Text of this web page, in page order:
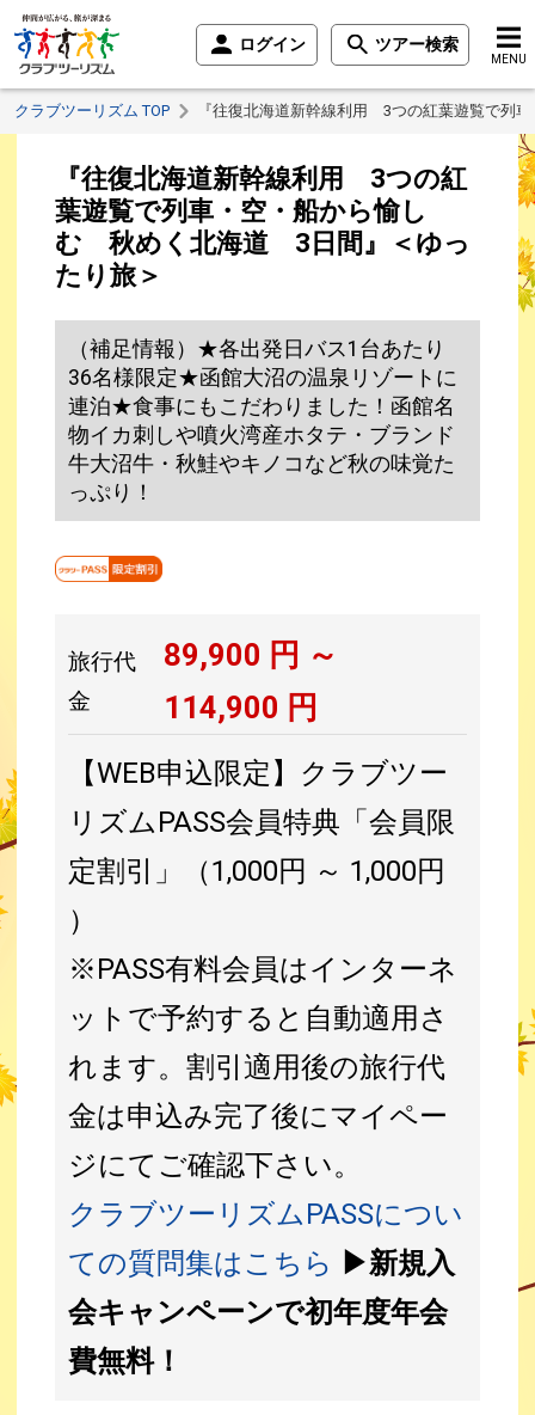
ログイン ツアー検索
MENU
クラブツーリズム TOP 『往復北海道新幹線利用 3つの紅葉遊覧で列
『往復北海道新幹線利用 3つの紅
葉遊覧で列車・空・船から愉し
む 秋めく北海道 3日間』＜ゆっ
たり旅＞
（補足情報）★各出発日バス1台あたり
36名様限定★函館大沼の温泉リゾートに
連泊★食事にもこだわりました！函館名
物イカ刺しや噴火湾産ホタテ・ブランド
牛大沼牛・秋鮭やキノコなど秋の味覚た
っぷり！
旅行代
金
89,900 円 ～
114,900 円
【WEB申込限定】クラブツー
リズムPASS会員特典「会員限
定割引」（1,000円 ～ 1,000円
）
※PASS有料会員はインターネ
ットで予約すると自動適用さ
れます。割引適用後の旅行代
金は申込み完了後にマイペー
ジにてご確認下さい。
クラブツーリズムPASSについ
ての質問集はこちら ▶新規入
会キャンペーンで初年度年会
費無料！